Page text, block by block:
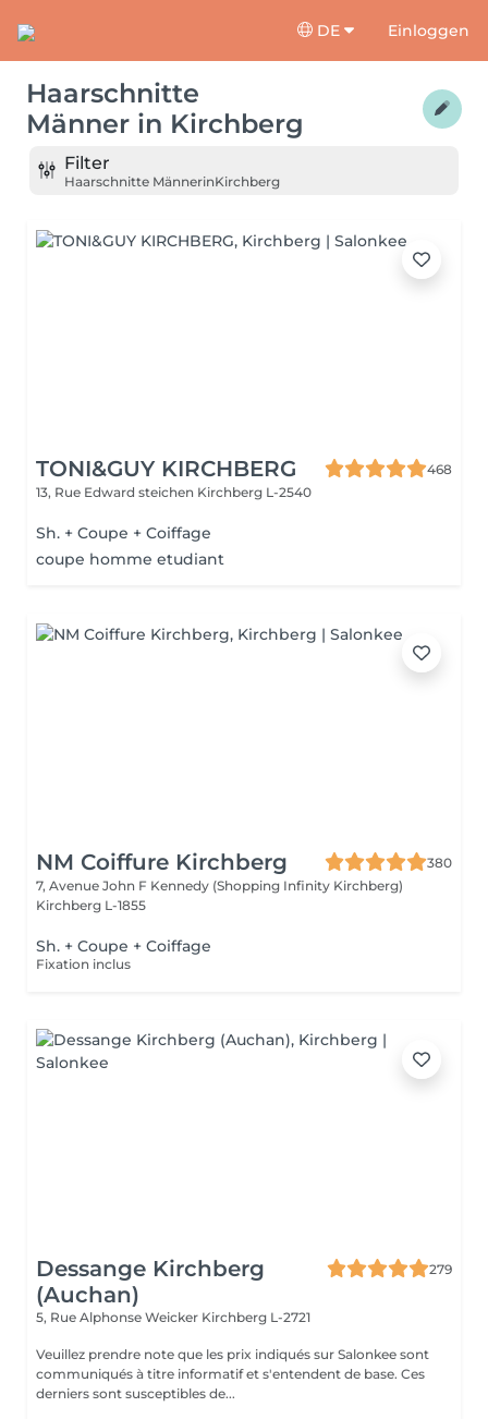
DE Einloggen
Haarschnitte
Männer in Kirchberg
Filter
Haarschnitte MännerinKirchberg
TONI&GUY KIRCHBERG
468
13, Rue Edward steichen Kirchberg L-2540
Sh. + Coupe + Coiffage
coupe homme etudiant
NM Coiffure Kirchberg
380
7, Avenue John F Kennedy (Shopping Infinity Kirchberg)
Kirchberg L-1855
Sh. + Coupe + Coiffage
Fixation inclus
Dessange Kirchberg
(Auchan)
279
5, Rue Alphonse Weicker Kirchberg L-2721
Veuillez prendre note que les prix indiqués sur Salonkee sont
communiqués à titre informatif et s'entendent de base. Ces
derniers sont susceptibles de...